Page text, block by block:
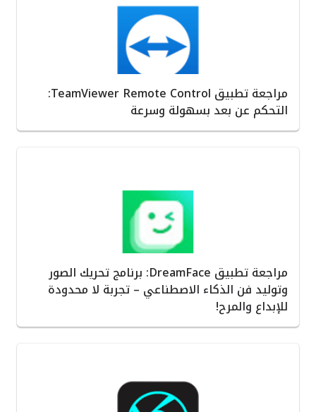
مراجعة تطبيق TeamViewer Remote Control:
التحكم عن بعد بسهولة وسرعة
مراجعة تطبيق DreamFace: برنامج تحريك الصور
وتوليد فن الذكاء الاصطناعي – تجربة لا محدودة
للإبداع والمرح!